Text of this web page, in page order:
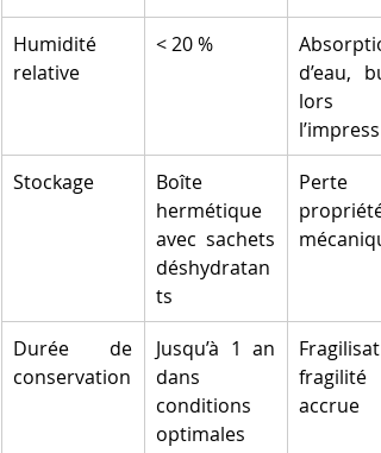
Humidité
relative
< 20 %
d’eau,
lors
Stockage
Boîte
hermétique
avec sachets
déshydratan
ts
Perte
propriétés
Durée de
conservation
Jusqu’à 1 an
dans
conditions
optimales
fragilité
accrue